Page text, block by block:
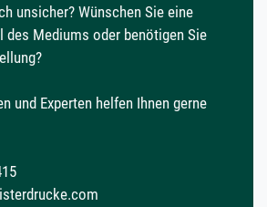
unsicher? Wünschen Sie eine
des Mediums oder benötigen Sie
und Experten helfen Ihnen gerne